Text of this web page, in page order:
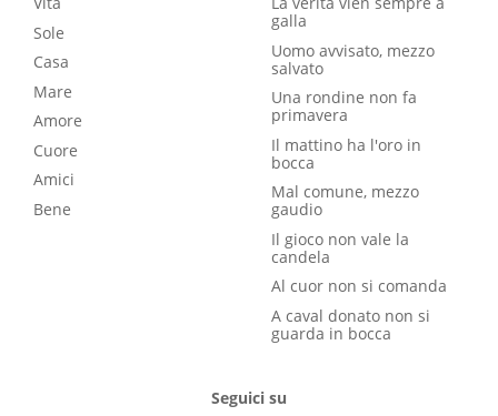
Sole
Casa
Mare
Amore
Cuore
Amici
Bene
galla
Uomo avvisato, mezzo
salvato
Una rondine non fa
primavera
Il mattino ha l'oro in
bocca
Mal comune, mezzo
gaudio
Il gioco non vale la
candela
Al cuor non si comanda
A caval donato non si
guarda in bocca
Seguici su